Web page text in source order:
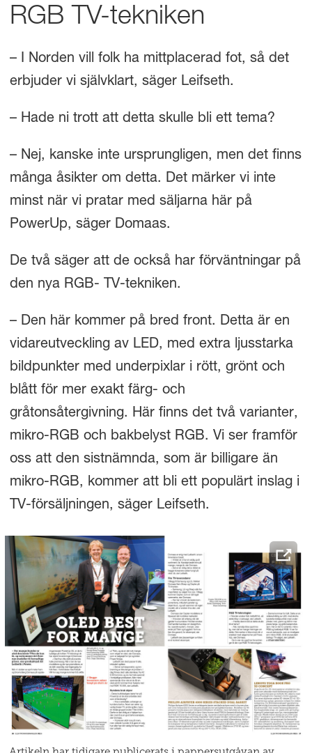
RGB TV-tekniken
– I Norden vill folk ha mittplacerad fot, så det
erbjuder vi självklart, säger Leifseth.
– Hade ni trott att detta skulle bli ett tema?
– Nej, kanske inte ursprungligen, men det finns
många åsikter om detta. Det märker vi inte
minst när vi pratar med säljarna här på
PowerUp, säger Domaas.
De två säger att de också har förväntningar på
den nya RGB- TV-tekniken.
– Den här kommer på bred front. Detta är en
vidareutveckling av LED, med extra ljusstarka
bildpunkter med underpixlar i rött, grönt och
blått för mer exakt färg- och
gråtonsåtergivning. Här finns det två varianter,
mikro-RGB och bakbelyst RGB. Vi ser framför
oss att den sistnämnda, som är billigare än
mikro-RGB, kommer att bli ett populärt inslag i
TV-försäljningen, säger Leifseth.